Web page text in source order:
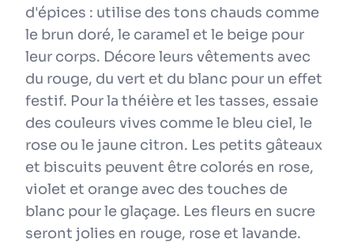
d'épices : utilise des tons chauds comme
le brun doré, le caramel et le beige pour
leur corps. Décore leurs vêtements avec
du rouge, du vert et du blanc pour un effet
festif. Pour la théière et les tasses, essaie
des couleurs vives comme le bleu ciel, le
rose ou le jaune citron. Les petits gâteaux
et biscuits peuvent être colorés en rose,
violet et orange avec des touches de
blanc pour le glaçage. Les fleurs en sucre
seront jolies en rouge, rose et lavande.